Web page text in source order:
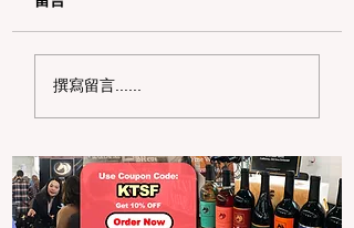
AI 时代的湾区硬核遛娃
撰寫留言......